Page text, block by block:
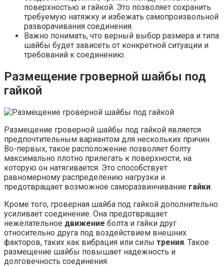
поверхностью и гайкой. Это позволяет сохранить
требуемую натяжку и избежать самопроизвольной
разворачивания соединения.
Важно понимать, что верный выбор размера и типа
шайбы будет зависеть от конкретной ситуации и
требований к соединению.
Размещение гроверной шайбы под
гайкой
Размещение гроверной шайбы под гайкой является
предпочтительным вариантом для нескольких причин.
Во-первых, такое расположение позволяет болту
максимально плотно прилегать к поверхности, на
которую он натягивается. Это способствует
равномерному распределению нагрузки и
предотвращает возможное саморазвинчивание гайки.
Кроме того, гроверная шайба под гайкой дополнительно
усиливает соединение. Она предотвращает
нежелательное движение болта и гайки друг
относительно друга под воздействием внешних
факторов, таких как вибрация или силы трения. Такое
размещение шайбы повышает надежность и
долговечность соединения.